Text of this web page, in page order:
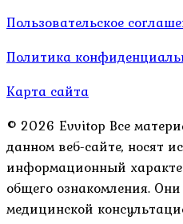
Пользовательское
Политика
Карта сайта
© 2026 Evvitop Все
данном веб-сайте, носят
информационный
общего ознакомления.
медицинской